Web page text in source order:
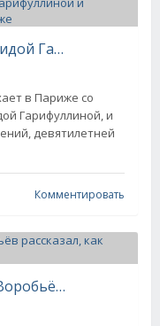
Алексей Воробьёв с женой Аидой Гарифуллиной и падчерицей проводит отпуск в Париже
в Париже со
Гарифуллиной, и
девятилетней
Комментировать
"Это мой ребёнок". Алексей Воробьёв рассказал, как относится к своей падчерице